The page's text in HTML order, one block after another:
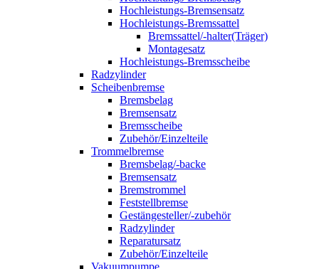
Hochleistungs-Bremsensatz
Hochleistungs-Bremssattel
Bremssattel/-halter(Träger)
Montagesatz
Hochleistungs-Bremsscheibe
Radzylinder
Scheibenbremse
Bremsbelag
Bremsensatz
Bremsscheibe
Zubehör/Einzelteile
Trommelbremse
Bremsbelag/-backe
Bremsensatz
Bremstrommel
Feststellbremse
Gestängesteller/-zubehör
Radzylinder
Reparatursatz
Zubehör/Einzelteile
Vakuumpumpe